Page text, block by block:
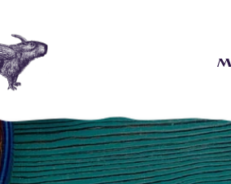
ALEBRIJE -